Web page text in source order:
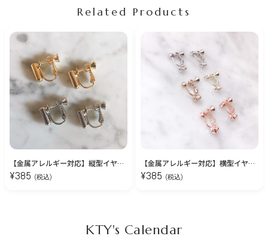
Related Products
【金属アレルギー対応】縦型イヤリングコンバーター 1ペア（2個）
¥385 (税込)
【金属アレルギー対応】横型イヤリングコンバーター 1ペア（2個）
¥385 (税込)
KTY's Calendar